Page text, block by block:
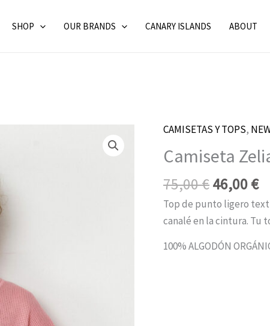
SHOP OUR BRANDS CANARY ISLANDS ABOUT
CAMISETAS Y TOPS,
Camiseta
75,00€
El
precio
original
era:
75,00 €.
46,00€
El
es:
Top de punto ligero
canalé en la cintura. Tu
100% ALGODÓN
Camiseta
Zelia-
Gots
Rosa
by
SKFK